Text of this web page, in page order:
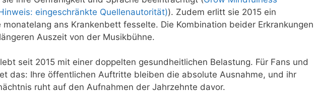
eingeschränkte Quellenautorität)). Zudem erlitt sie 2015 ein
monatelang ans Krankenbett fesselte. Die Kombination beider Erkrankungen
Auszeit von der Musikbühne.
seit 2015 mit einer doppelten gesundheitlichen Belastung. Für Fans und
das: Ihre öffentlichen Auftritte bleiben die absolute Ausnahme, und ihr
ruht auf den Aufnahmen der Jahrzehnte davor.